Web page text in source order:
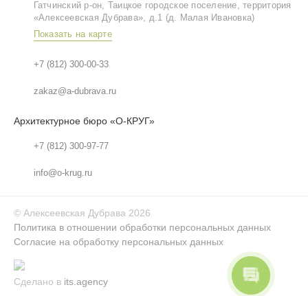
Гатчинский р‑он, Таицкое городское поселение, территория
«Алексеевская Дубрава», д.1 (д. Малая Ивановка)
Показать на карте
+7 (812) 300-00-33
zakaz@a-dubrava.ru
Архитектурное бюро «О-КРУГ»
+7 (812) 300-97-77
info@o-krug.ru
© Алексеевская Дубрава 2026
Политика в отношении обработки персональных данных
Согласие на обработку персональных данных
Сделано в its.agency